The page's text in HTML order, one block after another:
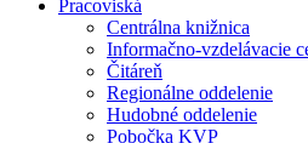
Pracoviská
Centrálna knižnica
Informačno-vzdelávacie
Čitáreň
Regionálne oddelenie
Hudobné oddelenie
Pobočka KVP